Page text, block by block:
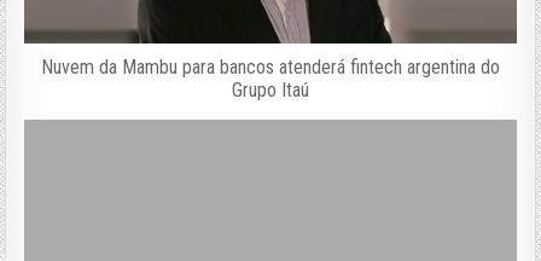
Nuvem da Mambu para bancos atenderá fintech argentina do
Grupo Itaú